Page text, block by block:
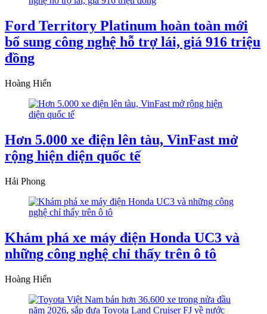
Ford Territory Platinum hoàn toàn mới
bổ sung công nghệ hỗ trợ lái, giá 916 triệu
đồng
Hoàng Hiển
Hơn 5.000 xe điện lên tàu, VinFast mở
rộng hiện diện quốc tế
Hải Phong
Khám phá xe máy điện Honda UC3 và
những công nghệ chỉ thấy trên ô tô
Hoàng Hiển